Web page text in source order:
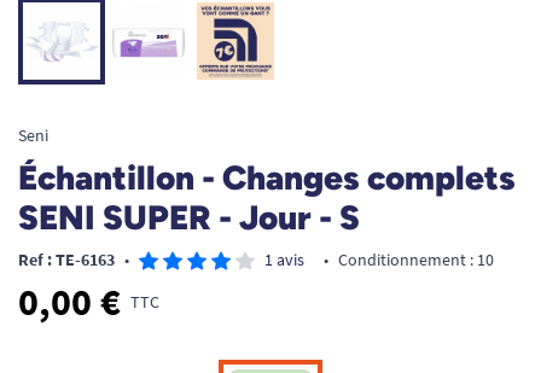
Seni
Échantillon - Changes complets
SENI SUPER - Jour - S
Ref : TE-6163 • 1 avis • Conditionnement : 10
0,00 € TTC